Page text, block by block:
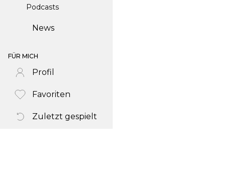
Podcasts
News
FÜR MICH
Profil
Favoriten
Zuletzt gespielt